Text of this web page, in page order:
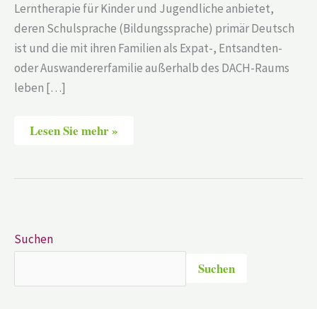
Lerntherapie für Kinder und Jugendliche anbietet,
deren Schulsprache (Bildungssprache) primär Deutsch
ist und die mit ihren Familien als Expat-, Entsandten-
oder Auswandererfamilie außerhalb des DACH-Raums
leben […]
Lesen Sie mehr »
Suchen
Suchen